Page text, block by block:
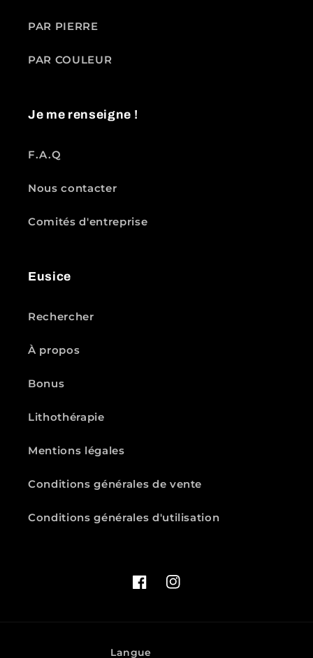
PAR PIERRE
PAR COULEUR
Je me renseigne !
F.A.Q
Nous contacter
Comités d'entreprise
Eusice
Rechercher
À propos
Bonus
Lithothérapie
Mentions légales
Conditions générales de vente
Conditions générales d'utilisation
FacebookInstagram
Langue